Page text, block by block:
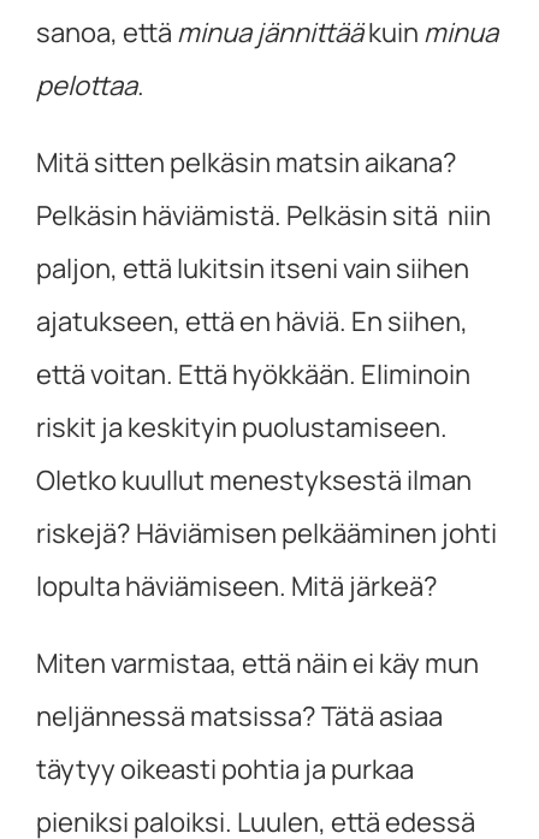
sanoa, että minua jännittääkuin minua
pelottaa.
Mitä sitten pelkäsin matsin aikana?
Pelkäsin häviämistä. Pelkäsin sitä niin
paljon, että lukitsin itseni vain siihen
ajatukseen, että en häviä. En siihen,
että voitan. Että hyökkään. Eliminoin
riskit ja keskityin puolustamiseen.
Oletko kuullut menestyksestä ilman
riskejä? Häviämisen pelkääminen johti
lopulta häviämiseen. Mitä järkeä?
Miten varmistaa, että näin ei käy mun
neljännessä matsissa? Tätä asiaa
täytyy oikeasti pohtia ja purkaa
pieniksi paloiksi. Luulen, että edessä